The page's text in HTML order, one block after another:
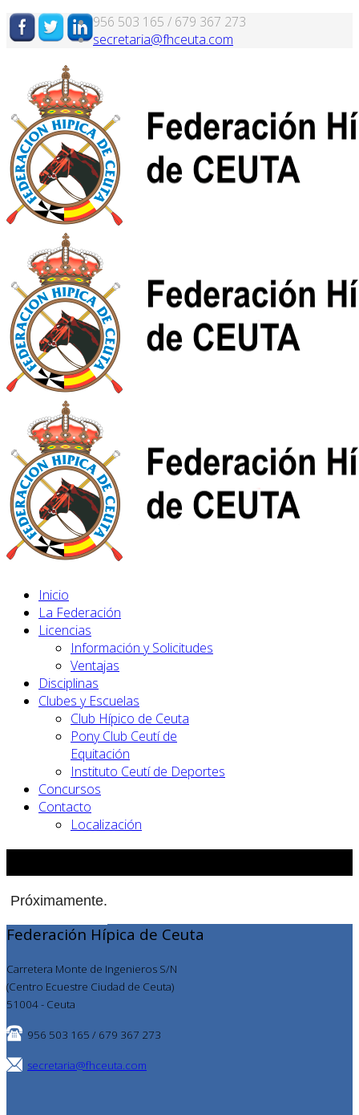
956 503 165 / 679 367 273
secretaria@fhceuta.com
Inicio
La Federación
Licencias
Información y Solicitudes
Ventajas
Disciplinas
Clubes y Escuelas
Club Hípico de Ceuta
Pony Club Ceutí de
Equitación
Instituto Ceutí de Deportes
Concursos
Contacto
Localización
Próximamente.
Federación Hípica de Ceuta
Carretera Monte de Ingenieros S/N
(Centro Ecuestre Ciudad de Ceuta)
51004 - Ceuta
956 503 165 / 679 367 273
secretaria@fhceuta.com